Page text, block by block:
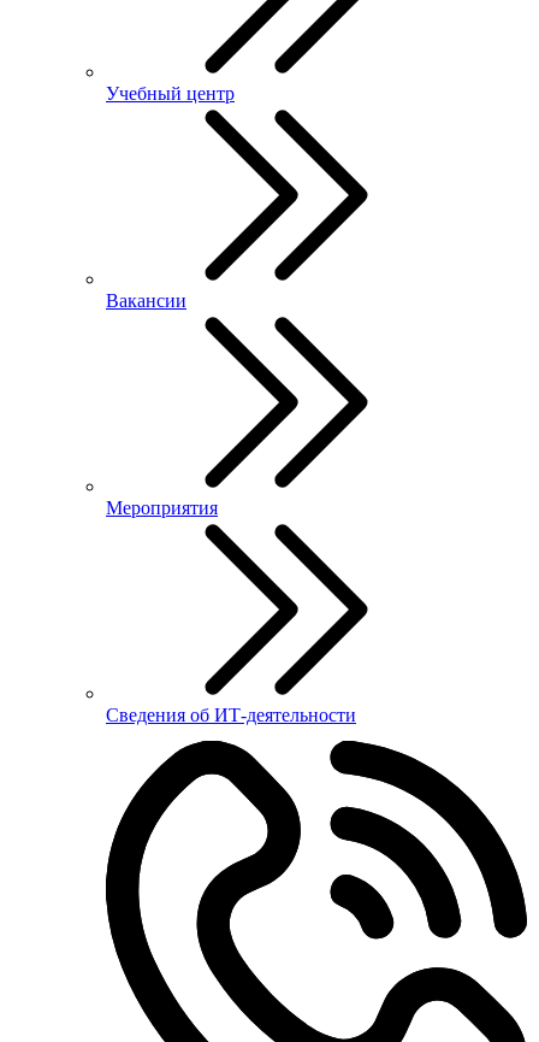
Учебный центр
Вакансии
Мероприятия
Сведения об ИТ-деятельности